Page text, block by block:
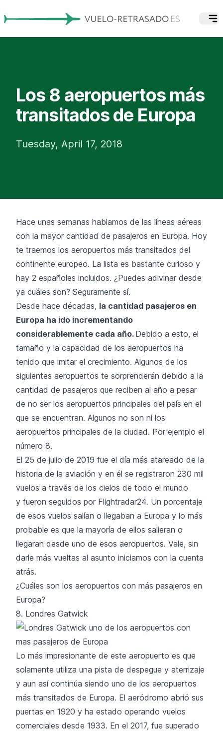
Los 8 aeropuertos más
transitados de Europa
Tuesday, April 17, 2018
Hace unas semanas hablamos de las líneas aéreas
con la mayor cantidad de pasajeros en Europa. Hoy
te traemos los aeropuertos más transitados del
continente europeo. La lista es bastante curioso y
hay 2 españoles incluidos. ¿Puedes adivinar desde
ya cuáles son? Seguramente sí.
Desde hace décadas, la cantidad pasajeros en
Europa ha ido incrementando
considerablemente cada año. Debido a esto, el
tamaño y la capacidad de los aeropuertos ha
tenido que imitar el crecimiento. Algunos de los
siguientes aeropuertos te sorprenderán debido a la
cantidad de pasajeros que reciben al año a pesar
de no ser los aeropuertos principales del país en el
que se encuentran. Algunos no son ni los
aeropuertos principales de la ciudad. Por ejemplo el
número 8.
El 25 de julio de 2019 fue el día más atareado de la
historia de la aviación y en él se registraron 230 mil
vuelos a través de los cielos de todo el mundo
y fueron seguidos por Flightradar24. Un porcentaje
de esos vuelos salían o llegaban a Europa y lo más
probable es que la mayoría de ellos salieran o
llegaran desde uno de esos aeropuertos. Vale, sin
darle más vueltas al asunto iniciamos con la cuenta
atrás.
¿Cuáles son los aeropuertos con más pasajeros en
Europa?
8. Londres Gatwick
Lo más impresionante de este aeropuerto es que
solamente utiliza una pista de despegue y aterrizaje
y aun así continúa siendo uno de los aeropuertos
más transitados de Europa. El aeródromo abrió sus
puertas en 1920 y ha estado operando vuelos
comerciales desde 1933. En el 2017, fue superado